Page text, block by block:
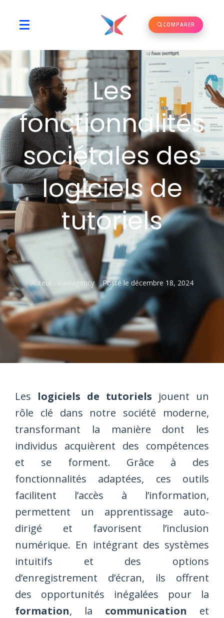
COMPARER
Les
fonctionnalités
sociétales des
logiciels de
tutoriels
Auteur : Kawagency Posté le décembre 18, 2024
Les logiciels de tutoriels jouent un
rôle clé dans notre société moderne,
transformant la manière dont les
individus acquièrent des compétences
et se forment. Grâce à des
fonctionnalités adaptées, ces outils
facilitent l’accès à l’information,
permettent un apprentissage auto-
dirigé et favorisent l’inclusion
numérique. En intégrant des systèmes
intuitifs et des options
d’enregistrement d’écran, ils offrent
des opportunités inégalées pour la
formation, la communication et